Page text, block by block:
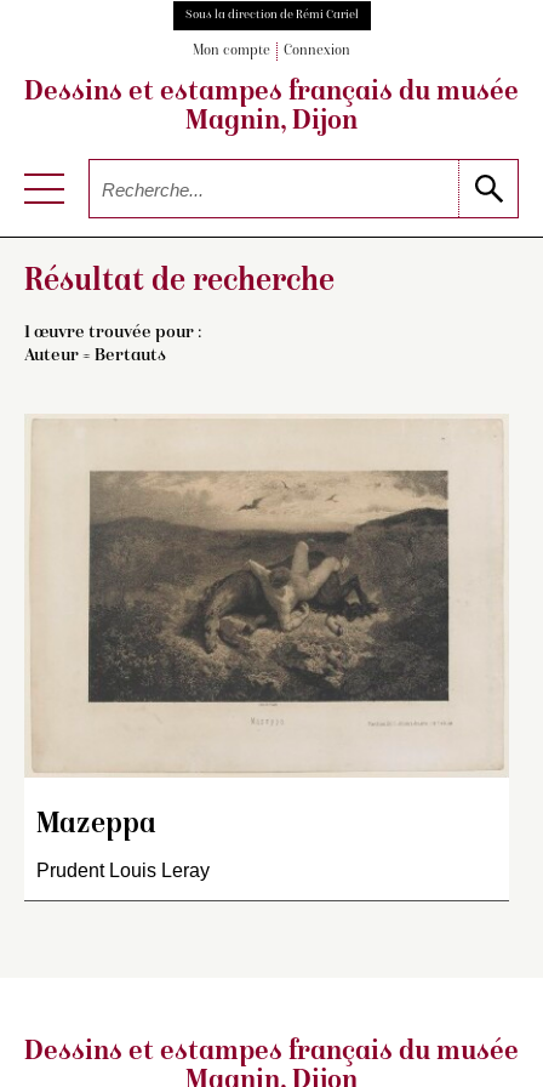
Sous la direction de Rémi Cariel
Mon compte Connexion
Dessins et estampes français du musée
Magnin, Dijon
Résultat de recherche
1 œuvre trouvée pour :
Auteur = Bertauts
Mazeppa
Prudent Louis Leray
Dessins et estampes français du musée